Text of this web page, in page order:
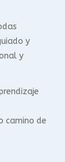
y
y
camino de